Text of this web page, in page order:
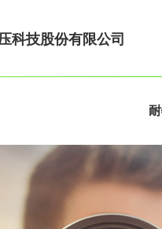
科技股份有限公司